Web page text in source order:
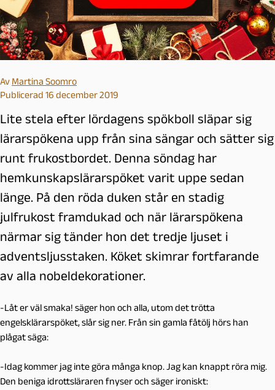
Av Martina Soomro
Publicerad 16 december 2019
Lite stela efter lördagens spökboll släpar sig
lärarspökena upp från sina sängar och sätter sig
runt frukostbordet. Denna söndag har
hemkunskapslärarspöket varit uppe sedan
länge. På den röda duken står en stadig
julfrukost framdukad och när lärarspökena
närmar sig tänder hon det tredje ljuset i
adventsljusstaken. Köket skimrar fortfarande
av alla nobeldekorationer.
-Låt er väl smaka! säger hon och alla, utom det trötta
engelsklärarspöket, slår sig ner. Från sin gamla fåtölj hörs han
plågat säga:
-Idag kommer jag inte göra många knop. Jag kan knappt röra mig.
Den beniga idrottsläraren fnyser och säger ironiskt: